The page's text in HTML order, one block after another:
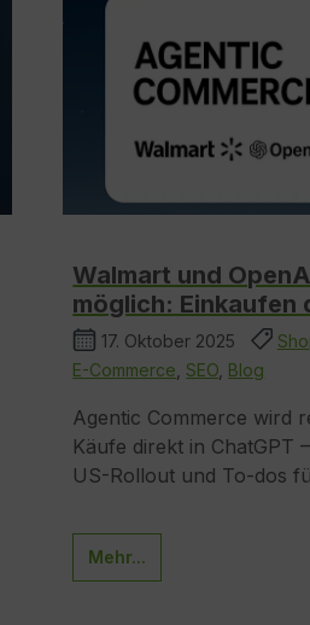
Walmart und
möglich: Einkaufen
17. Oktober 2025
E-Commerce ,SEO Blog
Agentic Commerce wird
Käufe direkt in ChatGPT
US-Rollout und To-dos
Mehr...